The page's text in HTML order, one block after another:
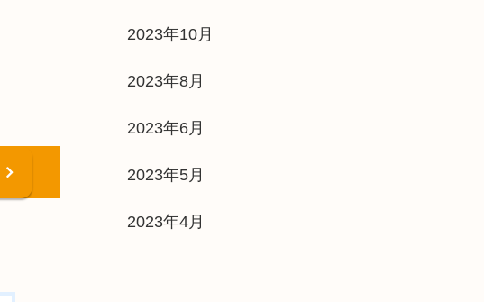
2023年10月
2023年8月
2023年6月
2023年5月
2023年4月